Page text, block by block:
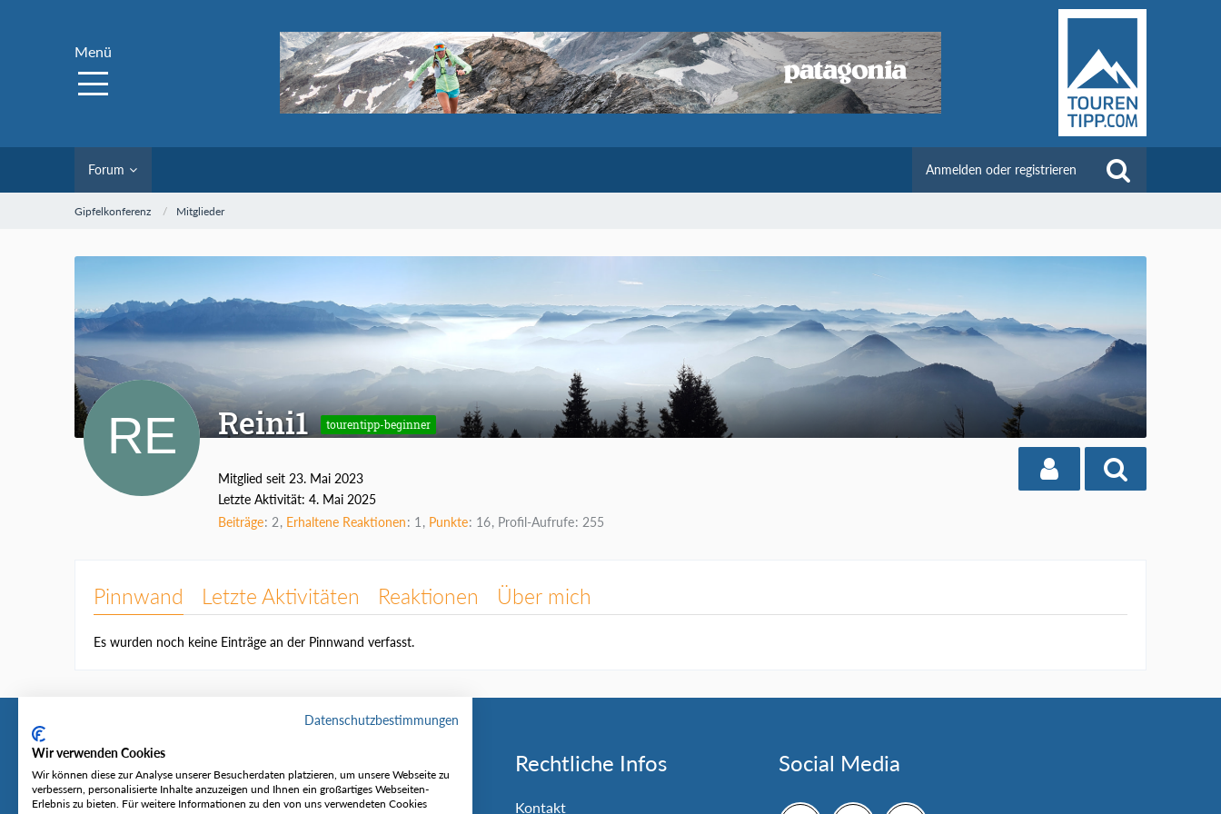
Menü
Forum Anmelden oder registrieren
Gipfelkonferenz Mitglieder
Reini1 tourentipp-beginner
Mitglied seit 23. Mai 2023
Letzte Aktivität: 4. Mai 2025
Beiträge 2 Erhaltene Reaktionen 1 Punkte 16 Profil-Aufrufe 255
Pinnwand Letzte Aktivitäten Reaktionen Über mich
Es wurden noch keine Einträge an der Pinnwand verfasst.
Tourentipp
Über uns Wetter & Lawinenlage
Rechtliche Infos
Kontakt
Social Media
Datenschutzbestimmungen
Wir verwenden Cookies
Wir können diese zur Analyse unserer Besucherdaten platzieren, um unsere Webseite zu
verbessern, personalisierte Inhalte anzuzeigen und Ihnen ein großartiges Webseiten-
Erlebnis zu bieten. Für weitere Informationen zu den von uns verwendeten Cookies